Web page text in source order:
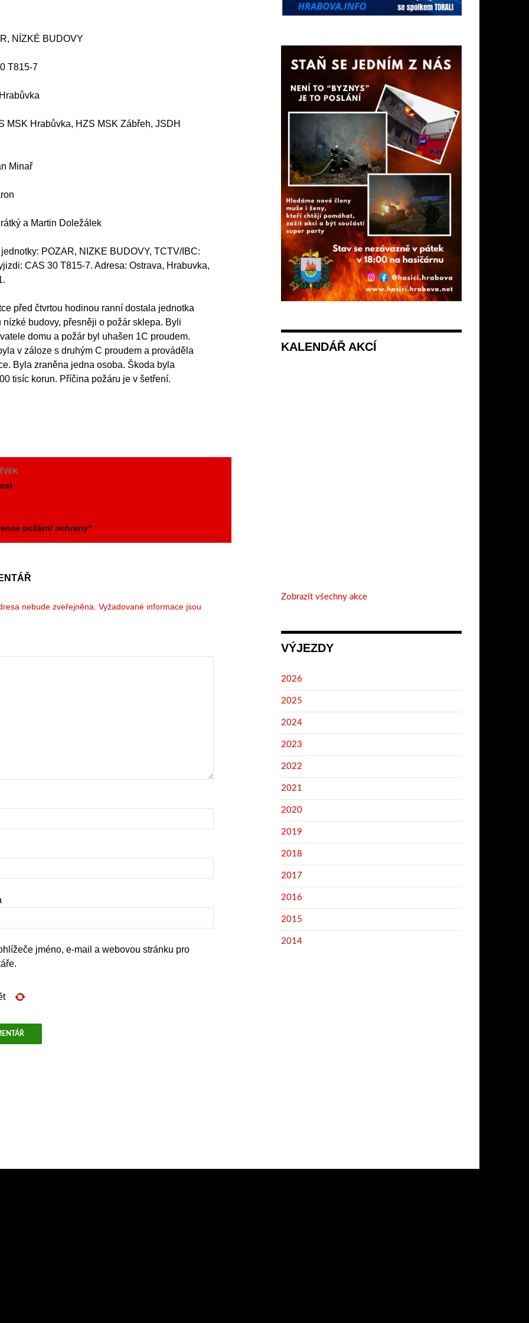
NÍZKÉ BUDOVY
T815-7
MSK Hrabůvka, HZS MSK Zábřeh, JSDH
Minař
a Martin Doležálek
POZAR, NIZKE BUDOVY, TCTV/IBC:
CAS 30 T815-7. Adresa: Ostrava, Hrabuvka,
před čtvrtou hodinou ranní dostala jednotka
nízké budovy, přesněji o požár sklepa. Byli
domu a požár byl uhašen 1C proudem.
v záloze s druhým C proudem a prováděla
Byla zraněna jedna osoba. Škoda byla
tisíc korun. Příčina požáru je v šetření.
požární ochrany“
nebude zveřejněna. Vyžadované informace jsou
jméno, e-mail a webovou stránku pro
KALENDÁŘ AKCÍ
Zobrazit všechny akce
VÝJEZDY
2026
2025
2024
2023
2022
2021
2020
2019
2018
2017
2016
2015
2014